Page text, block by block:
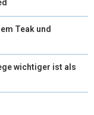
Teak und
wichtiger ist als